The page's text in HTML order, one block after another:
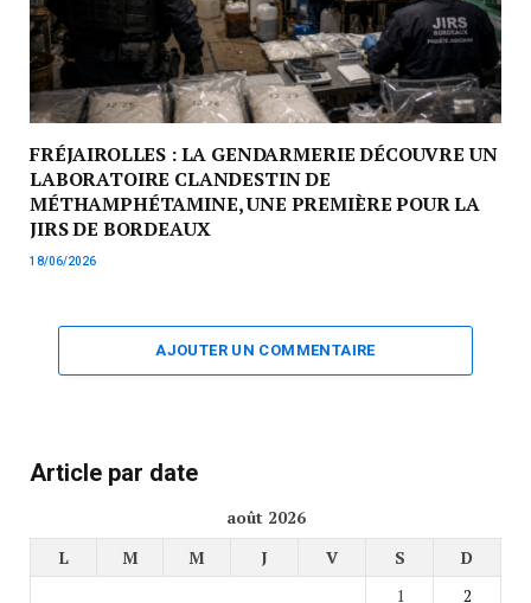
FRÉJAIROLLES : LA GENDARMERIE DÉCOUVRE UN
LABORATOIRE CLANDESTIN DE
MÉTHAMPHÉTAMINE, UNE PREMIÈRE POUR LA
JIRS DE BORDEAUX
18/06/2026
AJOUTER UN COMMENTAIRE
Article par date
août 2026
L
M M J V S
D
1
2